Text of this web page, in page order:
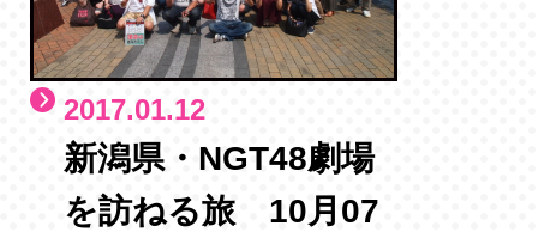
2017.01.12
新潟県・NGT48劇場
を訪ねる旅 10月07